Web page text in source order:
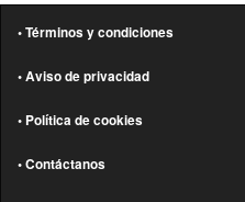
• Términos y condiciones
• Aviso de privacidad
• Política de cookies
• Contáctanos